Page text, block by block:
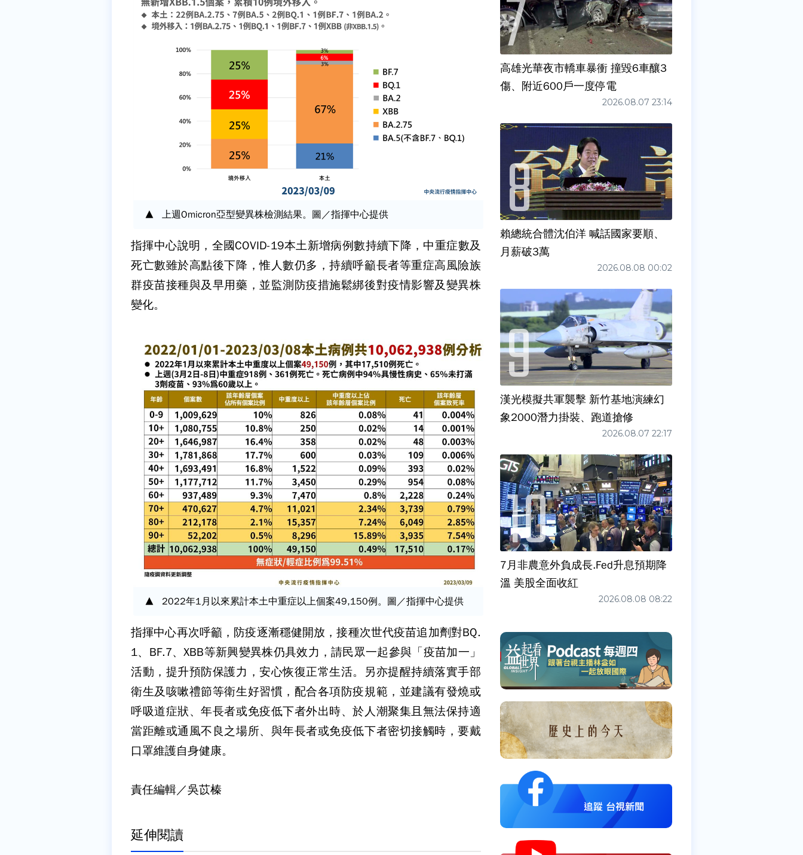
上週Omicron亞型變異株檢測結果。圖／指揮中心提供
指揮中心說明，全國COVID-19本土新增病例數持續下降，中重症數及
死亡數雖於高點後下降，惟人數仍多，持續呼籲長者等重症高風險族
群疫苗接種與及早用藥，並監測防疫措施鬆綁後對疫情影響及變異株
變化。
2022年1月以來累計本土中重症以上個案49,150例。圖／指揮中心提供
指揮中心再次呼籲，防疫逐漸穩健開放，接種次世代疫苗追加劑對BQ.
1、BF.7、XBB等新興變異株仍具效力，請民眾一起參與「疫苗加一」
活動，提升預防保護力，安心恢復正常生活。另亦提醒持續落實手部
衛生及咳嗽禮節等衛生好習慣，配合各項防疫規範，並建議有發燒或
呼吸道症狀、年長者或免疫低下者外出時、於人潮聚集且無法保持適
當距離或通風不良之場所、與年長者或免疫低下者密切接觸時，要戴
口罩維護自身健康。
責任編輯／吳苡榛
延伸閱讀
高雄光華夜市轎車暴衝 撞毀6車釀3
傷、附近600戶一度停電
2026.08.07 23:14
賴總統合體沈伯洋 喊話國家要順、
月薪破3萬
2026.08.08 00:02
漢光模擬共軍襲擊 新竹基地演練幻
象2000潛力掛裝、跑道搶修
2026.08.07 22:17
7月非農意外負成長.Fed升息預期降
溫 美股全面收紅
2026.08.08 08:22